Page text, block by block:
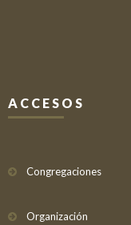
ACCESOS
Congregaciones
Organización